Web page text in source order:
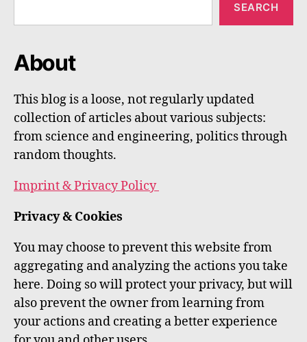
SEARCH
About
This blog is a loose, not regularly updated
collection of articles about various subjects:
from science and engineering, politics through
random thoughts.
Imprint & Privacy Policy
Privacy & Cookies
You may choose to prevent this website from
aggregating and analyzing the actions you take
here. Doing so will protect your privacy, but will
also prevent the owner from learning from
your actions and creating a better experience